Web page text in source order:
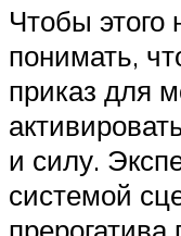
Чтобы
понимать,
приказ для
и силу.
системой